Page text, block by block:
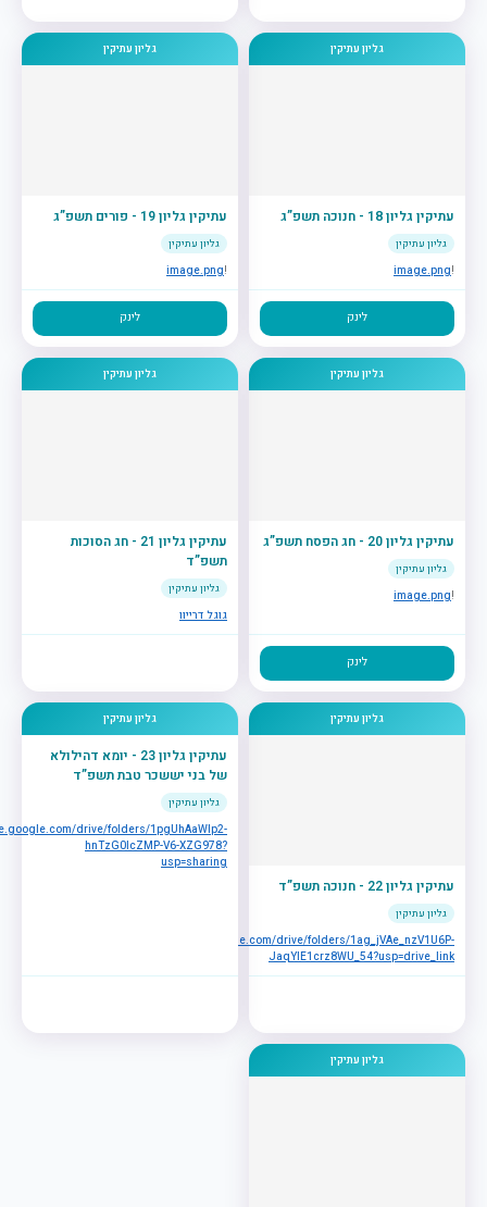
גליון עתיקין
עתיקין גליון 18 - חנוכה תשפ”ג
גליון עתיקין
!
image.png
לינק
גליון עתיקין
עתיקין גליון 19 - פורים תשפ”ג
גליון עתיקין
!
image.png
לינק
גליון עתיקין
עתיקין גליון 20 - חג הפסח תשפ”ג
גליון עתיקין
!
image.png
לינק
גליון עתיקין
עתיקין גליון 21 - חג הסוכות
תשפ”ד
גליון עתיקין
גוגל דרייוו
גליון עתיקין
עתיקין גליון 22 - חנוכה תשפ”ד
גליון עתיקין
https://drive.google.com/drive/folders/1ag_jVAe_nzV1U6P-
JaqYlE1crz8WU_54?usp=drive_link
גליון עתיקין
עתיקין גליון 23 - יומא דהילולא
של בני יששכר טבת תשפ”ד
גליון עתיקין
drive/folders/1pgUhAaWlp2-
hnTzG0lcZMP-V6-XZG978?
usp=sharing
גליון עתיקין